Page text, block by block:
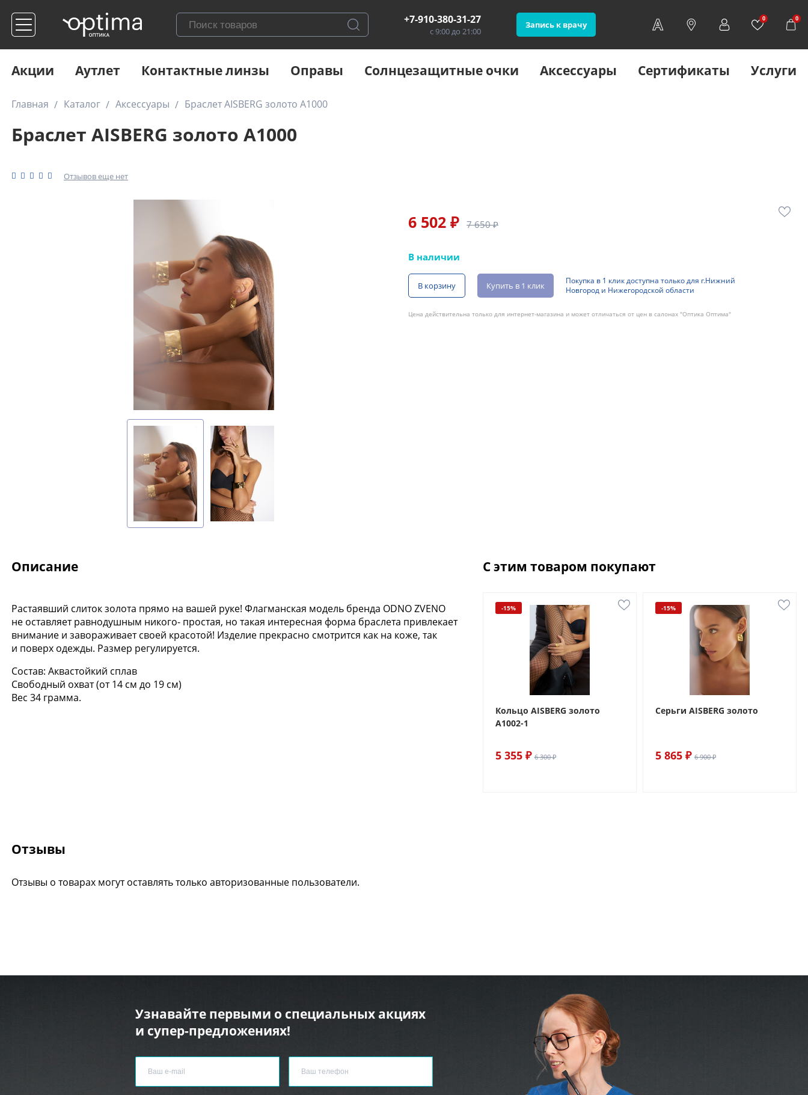
+7-910-380-31-27
с 9:00 до 21:00
Запись к врачу
0 0
Акции Аутлет Контактные линзы Оправы Солнцезащитные очки Аксессуары Сертификаты Услуги
Главная Каталог Аксессуары Браслет AISBERG золото А1000
Браслет AISBERG золото А1000
Отзывов еще нет
6 502 ₽ 7 650 ₽
В наличии
В корзину Купить в 1 клик
Покупка в 1 клик доступна только для г.Нижний
Новгород и Нижегородской области
Цена действительна только для интернет-магазина и может отличаться от цен в салонах "Оптика Оптима"
Описание
Растаявший слиток золота прямо на вашей руке! Флагманская модель бренда ODNO ZVENO
не оставляет равнодушным никого- простая, но такая интересная форма браслета привлекает
внимание и завораживает своей красотой! Изделие прекрасно смотрится как на коже, так
и поверх одежды. Размер регулируется.
Состав: Аквастойкий сплав
Свободный охват (от 14 см до 19 см)
Вес 34 грамма.
С этим товаром покупают
-15%
Кольцо AISBERG золото
А1002-1
5 355 ₽ 6 300 ₽
-15%
Серьги AISBERG золото
5 865 ₽ 6 900 ₽
Отзывы
Отзывы о товарах могут оставлять только авторизованные пользователи.
Узнавайте первыми о специальных акциях
и супер-предложениях!